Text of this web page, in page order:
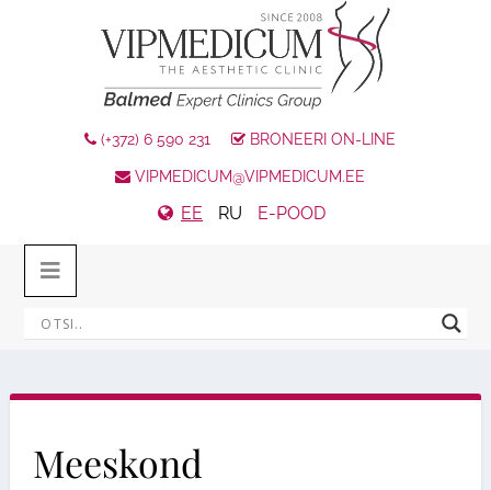
(+372) 6 590 231 BRONEERI ON-LINE
VIPMEDICUM@VIPMEDICUM.EE
EE RU E-POOD
Meeskond